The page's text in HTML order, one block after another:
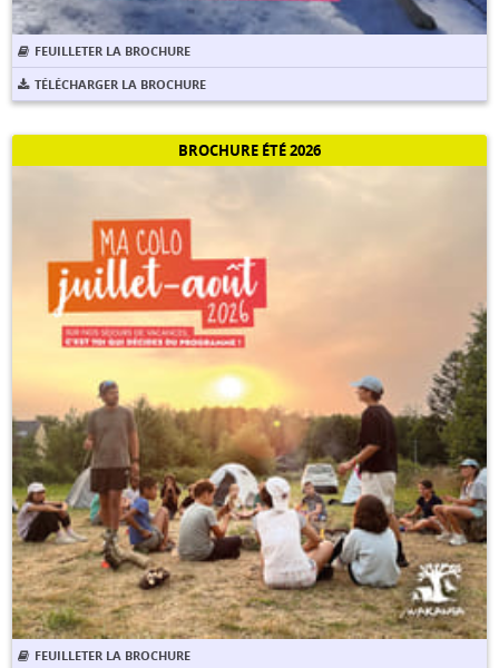
FEUILLETER LA BROCHURE
TÉLÉCHARGER LA BROCHURE
BROCHURE ÉTÉ 2026
FEUILLETER LA BROCHURE